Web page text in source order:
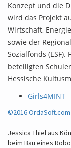
Konzept und die
wird das Projekt
Wirtschaft,
sowie der
Sozialfonds
beteiligten
Hessische
Girls4MINT
©2016
Jessica Thiel aus
beim Bau eines